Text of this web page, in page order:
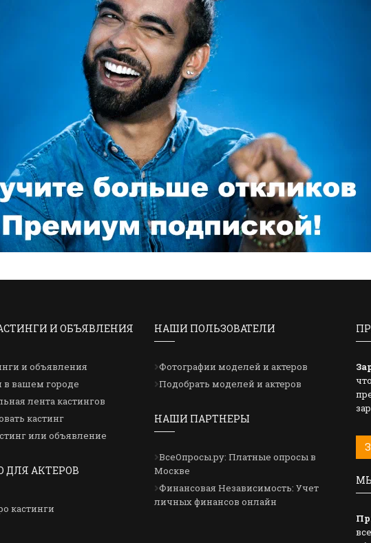
И ОБЪЯВЛЕНИЯ
и объявления
в вашем городе
лента кастингов
кастинг
или объявление
ДЛЯ АКТЕРОВ
кастинги
НАШИ ПОЛЬЗОВАТЕЛИ
Фотографии моделей и актеров
Подобрать моделей и актеров
НАШИ ПАРТНЕРЫ
ВсеОпросы.ру: Платные опросы в
Москве
Финансовая Независимость: Учет
личных финансов онлайн